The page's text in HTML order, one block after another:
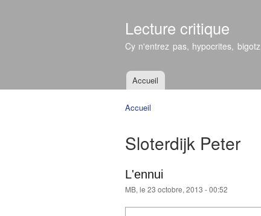
Lecture critique
Cy n'entrez pas, hypocrites, bigotz
Menu principal
Accueil
Accueil
Sloterdijk Peter
L'ennui
MB, le 23 octobre, 2013 - 00:52